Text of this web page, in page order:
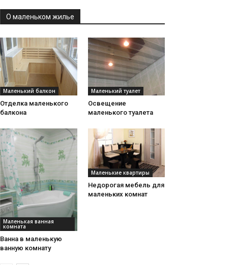
О маленьком жилье
Маленький балкон
Отделка маленького
балкона
Маленький туалет
Освещение
маленького туалета
Маленькая ванная
комната
Ванна в маленькую
ванную комнату
Маленькие квартиры
Недорогая мебель для
маленьких комнат